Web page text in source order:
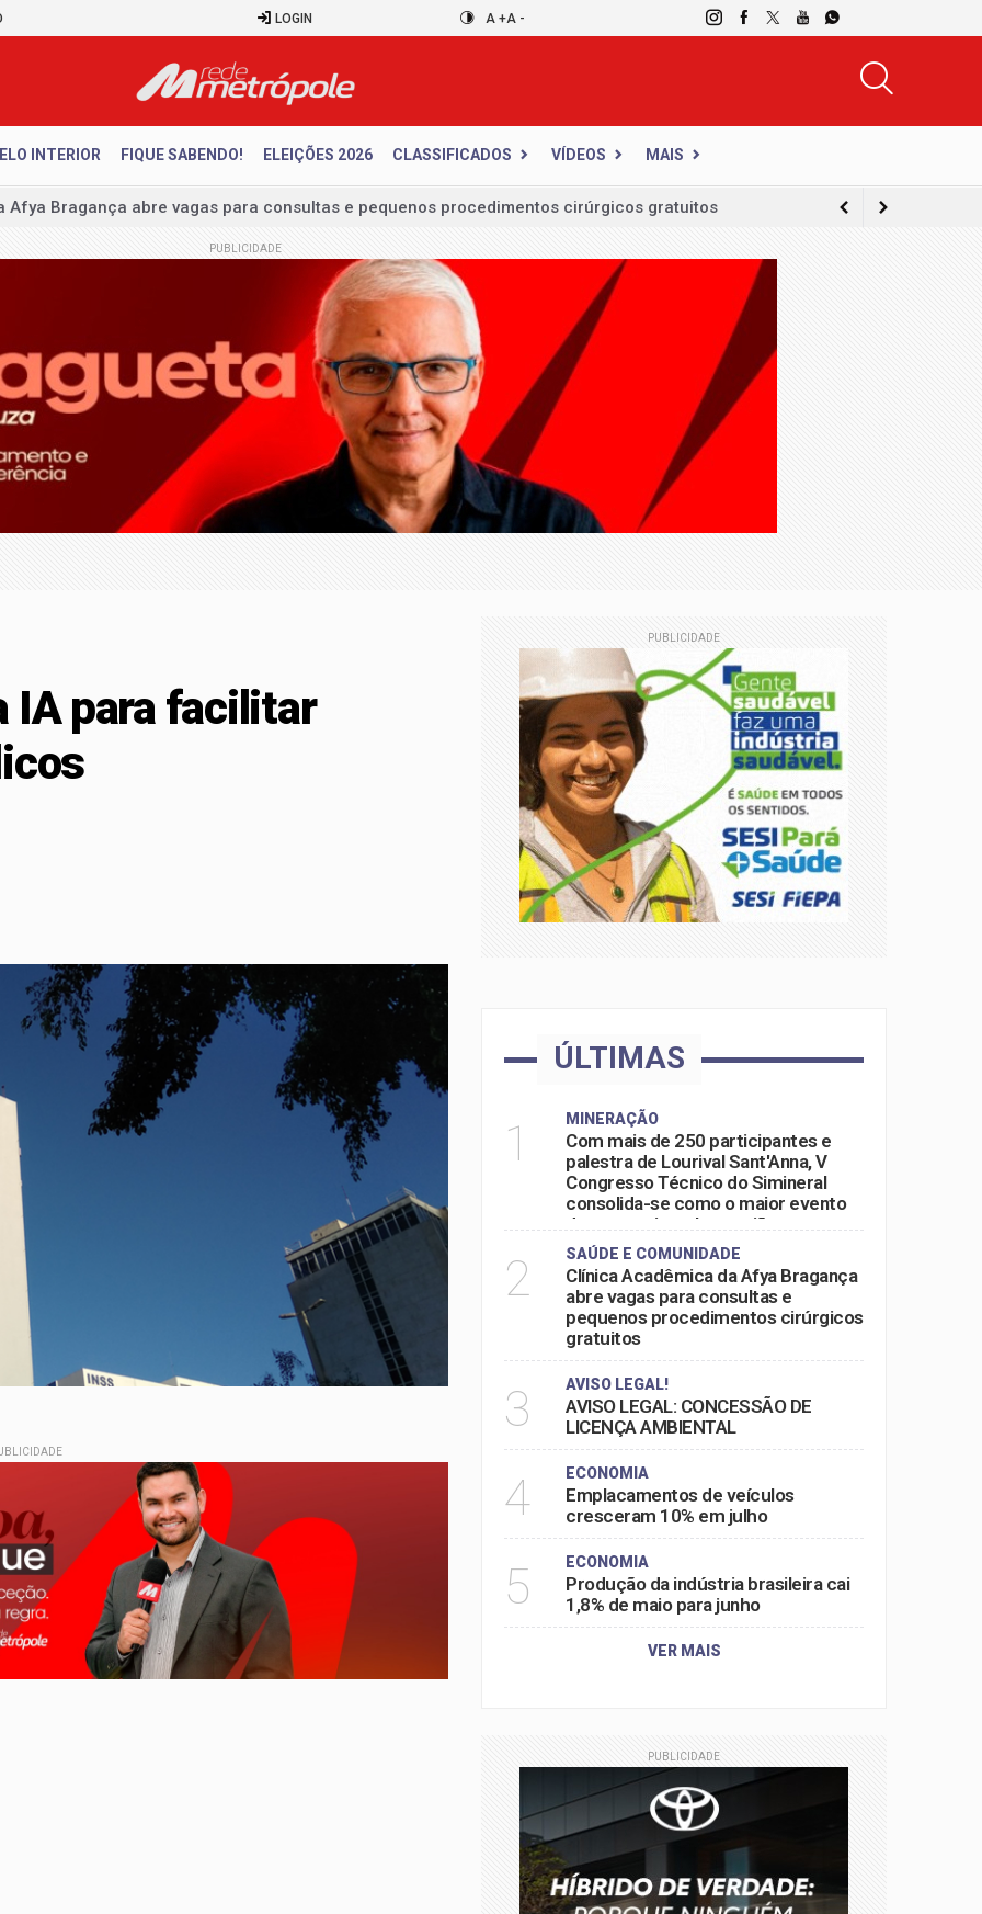
LOGIN A +A -
INTERIOR FIQUE SABENDO! ELEIÇÕES 2026 CLASSIFICADOS VÍDEOS MAIS
Afya Bragança abre vagas para consultas e pequenos procedimentos cirúrgicos gratuitos
DE LICENÇA AMBIENTAL
brasileira cai 1,8% de maio para junho
desarticular ataques a Brasília
neutralidade na eleição presidencial
neutro na corrida presidencial
de planejar atentados no período eleitoral
de visto de embaixadora nos EUA
PUBLICIDADE
IA para facilitar
PUBLICIDADE
ÚLTIMAS
1 MINERAÇÃO
Com mais de 250 participantes e
palestra de Lourival Sant'Anna, V
Congresso Técnico do Simineral
consolida-se como o maior evento
do setor mineral na região
2 SAÚDE E COMUNIDADE
Clínica Acadêmica da Afya Bragança
abre vagas para consultas e
pequenos procedimentos cirúrgicos
gratuitos
3 AVISO LEGAL!
AVISO LEGAL: CONCESSÃO DE
LICENÇA AMBIENTAL
4 ECONOMIA
Emplacamentos de veículos
cresceram 10% em julho
5 ECONOMIA
Produção da indústria brasileira cai
1,8% de maio para junho
VER MAIS
PUBLICIDADE